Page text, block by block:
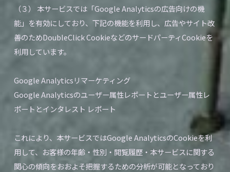
（３） 本サービスでは「Google Analyticsの広告向けの機
能」を有効にしており、下記の機能を利用し、広告やサイト改
善のためDoubleClick CookieなどのサードパーティCookieを
利用しています。
Google Analyticsリマーケティング
Google Analyticsのユーザー属性レポートとユーザー属性レ
ポートとインタレスト レポート
これにより、本サービスではGoogle AnalyticsのCookieを利
用して、お客様の年齢・性別・閲覧履歴・本サービスに関する
関心の傾向をおおよそ把握するための分析が可能となっており